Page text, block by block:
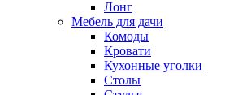
Лонг
Мебель для дачи
Комоды
Кровати
Кухонные уголки
Столы